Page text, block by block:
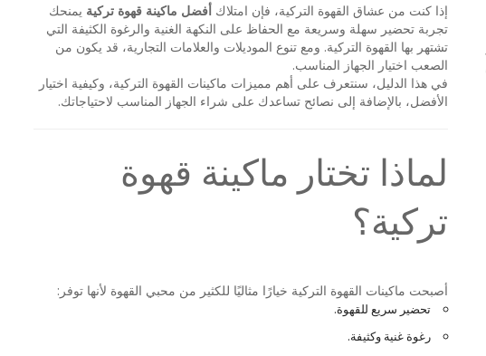
إذا كنت من عشاق القهوة التركية، فإن امتلاكأفضل ماكينة قهوة تركية يمنحك
تجربة تحضير سهلة وسريعة مع الحفاظ على النكهة الغنية والرغوة الكثيفة التي
تشتهر بها القهوة التركية. ومع تنوع الموديلات والعلامات التجارية، قد يكون من
الصعب اختيار الجهاز المناسب.
في هذا الدليل، سنتعرف على أهم مميزات ماكينات القهوة التركية، وكيفية اختيار
الأفضل، بالإضافة إلى نصائح تساعدك على شراء الجهاز المناسب لاحتياجاتك.
لماذا تختار ماكينة قهوة
تركية؟
أصبحت ماكينات القهوة التركية خيارًا مثاليًا للكثير من محبي القهوة لأنها توفر:
تحضير سريع للقهوة.
رغوة غنية وكثيفة.